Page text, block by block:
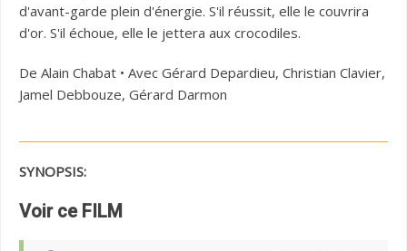
d'avant-garde plein d'énergie. S'il réussit, elle le couvrira
d'or. S'il échoue, elle le jettera aux crocodiles.
De Alain Chabat • Avec Gérard Depardieu, Christian Clavier,
Jamel Debbouze, Gérard Darmon
SYNOPSIS:
Voir ce FILM